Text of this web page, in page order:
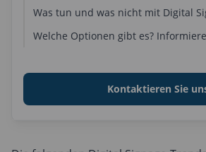
Was tun und was nicht mit Digital
Welche Optionen gibt es?
Kontaktieren Sie